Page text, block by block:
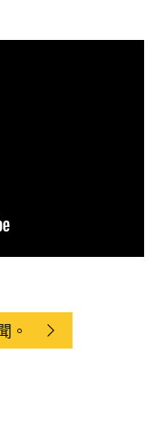
。